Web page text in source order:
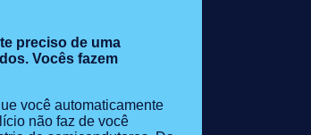
preciso de uma
Vocês fazem
você automaticamente
não faz de você